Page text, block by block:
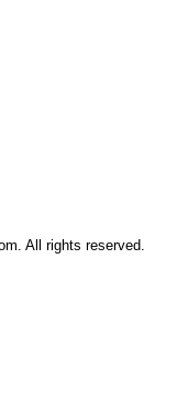
All rights reserved.